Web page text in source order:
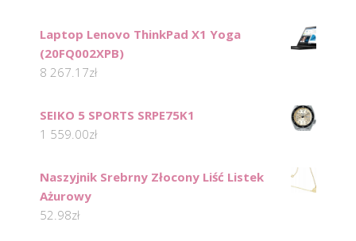
Laptop Lenovo ThinkPad X1 Yoga
(20FQ002XPB)
8 267.17zł
SEIKO 5 SPORTS SRPE75K1
1 559.00zł
Naszyjnik Srebrny Złocony Liść Listek
Ażurowy
52.98zł